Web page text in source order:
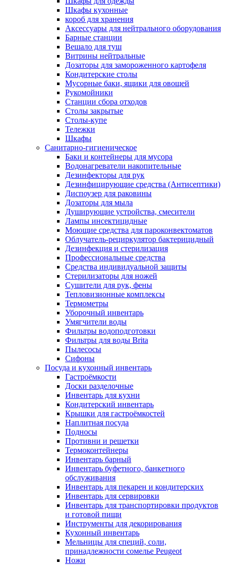
Шкафы кухонные
короб для хранения
Аксессуары для нейтрального оборудования
Барные станции
Вешало для туш
Витрины нейтральные
Дозаторы для замороженного картофеля
Кондитерские столы
Мусорные баки, ящики для овощей
Рукомойники
Станции сбора отходов
Столы закрытые
Столы-купе
Тележки
Шкафы
Санитарно-гигиеническое
Баки и контейнеры для мусора
Водонагреватели накопительные
Дезинфекторы для рук
Дезинфицирующие средства (Антисептики)
Диспоузер для раковины
Дозаторы для мыла
Душирующие устройства, смесители
Лампы инсектицидные
Моющие средства для пароконвектоматов
Облучатель-рециркулятор бактерицидный
Дезинфекция и стерилизация
Профессиональные средства
Средства индивидуальной защиты
Стерилизаторы для ножей
Сушители для рук, фены
Тепловизионные комплексы
Термометры
Уборочный инвентарь
Умягчители воды
Фильтры водоподготовки
Фильтры для воды Brita
Пылесосы
Сифоны
Посуда и кухонный инвентарь
Гастроёмкости
Доски разделочные
Инвентарь для кухни
Кондитерский инвентарь
Крышки для гастроёмкостей
Наплитная посуда
Подносы
Противни и решетки
Термоконтейнеры
Инвентарь барный
Инвентарь буфетного, банкетного
обслуживания
Инвентарь для пекарен и кондитерских
Инвентарь для сервировки
Инвентарь для транспортировки продуктов
и готовой пищи
Инструменты для декорирования
Кухонный инвентарь
Мельницы для специй, соли,
принадлежности сомелье Peugeot
Ножи